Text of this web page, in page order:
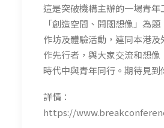
這是突破機構主辦的一場青年
「創造空間、開闊想像」為
作坊及體驗活動，連同本港
作先行者，與大家交流和想像
時代中與青年同行。期待見到
詳情：
https://